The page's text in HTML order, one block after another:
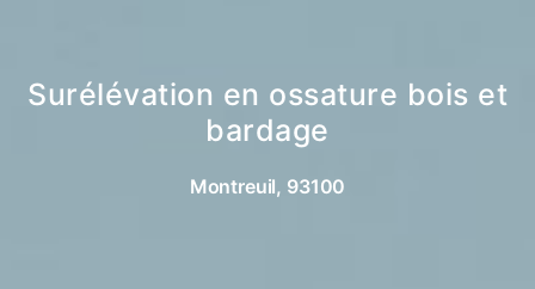
Surélévation en ossature bois et
bardage
Montreuil, 93100